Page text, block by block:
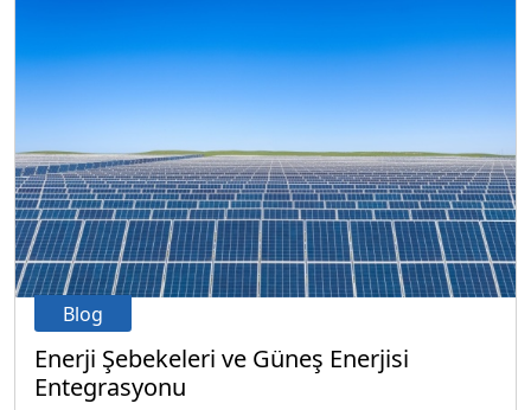
Blog
Enerji Şebekeleri ve Güneş Enerjisi
Entegrasyonu